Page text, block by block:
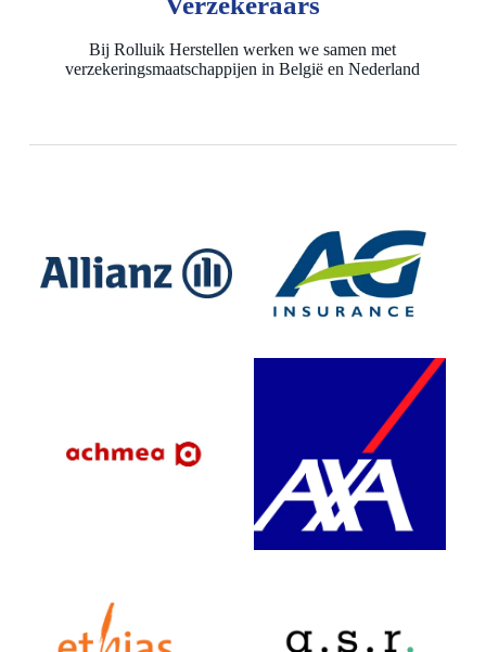
Bij Rolluik Herstellen werken we samen met
verzekeringsmaatschappijen in België en Nederland